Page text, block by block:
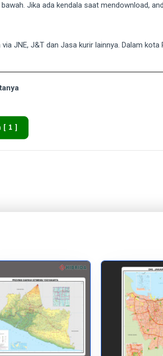
Jika ada kendala saat mendownload,
JNE, J&T dan Jasa kurir lainnya. Dalam kota